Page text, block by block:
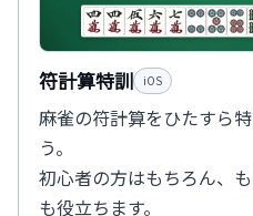
符計算特訓 iOS
麻雀の符計算をひたすら
う。
初心者の方はもちろん、
も役立ちます。